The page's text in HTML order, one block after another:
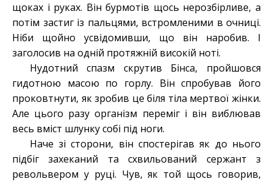
щоках і руках. Він бурмотів щось нерозбірливе, а
потім застиг із пальцями, встромленими в очниці.
Ніби щойно усвідомивши, що він наробив. І
заголосив на одній протяжній високій ноті.
Нудотний спазм скрутив Бінса, пройшовся
гидотною масою по горлу. Він спробував його
проковтнути, як зробив це біля тіла мертвої жінки.
Але цього разу організм переміг і він виблював
весь вміст шлунку собі під ноги.
Наче зі сторони, він спостерігав як до нього
підбіг захеканий та схвильований сержант з
револьвером у руці. Чув, як той щось говорив,